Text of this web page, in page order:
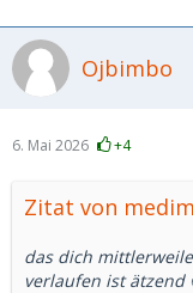
Noch bin ich auf
ersten Chats auf
Zu mir, 34, 187,
Viele Grüße
Ojbimbo
6. Mai 2026 +4
Zitat von
das dich
verlaufen ist ätzend